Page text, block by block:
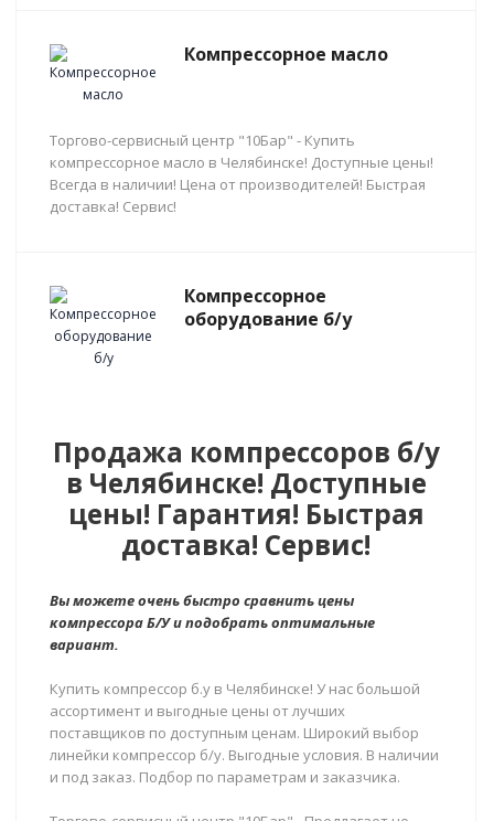
Компрессорное масло
Торгово-сервисный центр "10Бар" - Купить
компрессорное масло в Челябинске! Доступные цены!
Всегда в наличии! Цена от производителей! Быстрая
доставка! Сервис!
Компрессорное
оборудование б/у
Продажа компрессоров б/у
в Челябинске! Доступные
цены! Гарантия! Быстрая
доставка! Сервис!
Вы можете очень быстро сравнить цены
компрессора Б/У и подобрать оптимальные
вариант.
Купить компрессор б.у в Челябинске! У нас большой
ассортимент и выгодные цены от лучших
поставщиков по доступным ценам. Широкий выбор
линейки компрессор б/у. Выгодные условия. В наличии
и под заказ. Подбор по параметрам и заказчика.